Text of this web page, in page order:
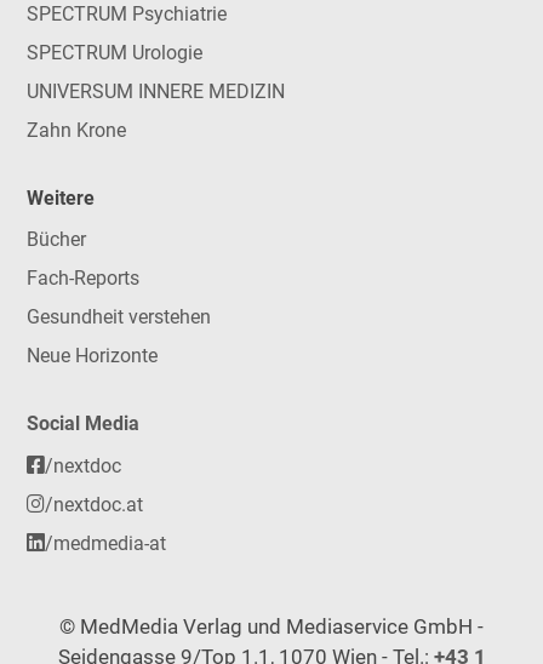
SPECTRUM Psychiatrie
SPECTRUM Urologie
UNIVERSUM INNERE MEDIZIN
Zahn Krone
Weitere
Bücher
Fach-Reports
Gesundheit verstehen
Neue Horizonte
Social Media
/nextdoc
/nextdoc.at
/medmedia-at
© MedMedia Verlag und Mediaservice GmbH -
Seidengasse 9/Top 1.1, 1070 Wien - Tel.: +43 1